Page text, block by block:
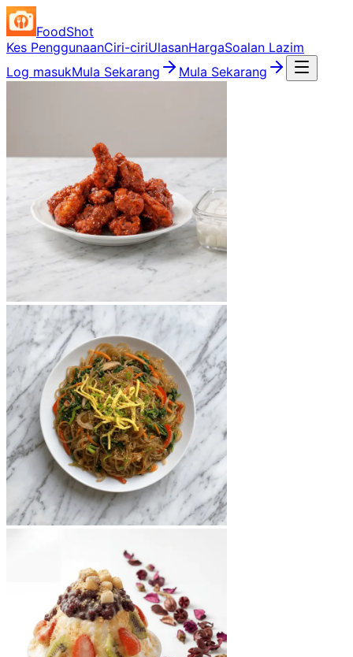
FoodShot
Kes PenggunaanCiri-ciriUlasanHargaSoalan Lazim
Log masukMula Sekarang Mula Sekarang